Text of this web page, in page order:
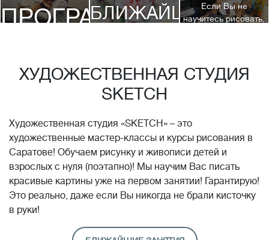
ПРОГРАММЫ
БЛИЖАЙШИЕЕсли Вы не
научитесь рисовать,
стоимость обучения!*
ХУДОЖЕСТВЕННАЯ СТУДИЯ
SKETCH
Художественная студия «SKETCH» – это
художественные мастер-классы и курсы рисования в
Саратове! Обучаем рисунку и живописи детей и
взрослых с нуля (поэтапно)! Мы научим Вас писать
красивые картины уже на первом занятии! Гарантирую!
Это реально, даже если Вы никогда не брали кисточку
в руки!